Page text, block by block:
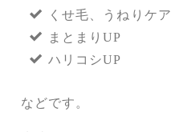
くせ毛、うねりケア
まとまりUP
ハリコシUP
などです。